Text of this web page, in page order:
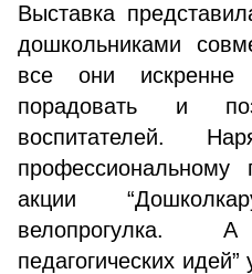
Выставка
дошкольниками
все они искренне
порадовать и
воспитателей.
профессиональному
акции
велопрогулка.
А
педагогических